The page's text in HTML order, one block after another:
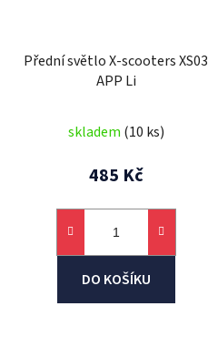
Přední světlo X-scooters XS03
APP Li
skladem (10 ks)
485 Kč
DO KOŠÍKU